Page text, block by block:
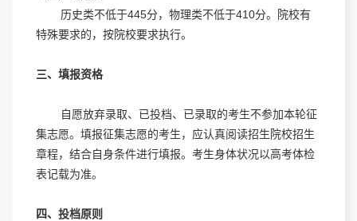
历史类不低于445分，物理类不低于410分。院校有
特殊要求的，按院校要求执行。
三、填报资格
自愿放弃录取、已投档、已录取的考生不参加本轮征
集志愿。填报征集志愿的考生，应认真阅读招生院校招生
章程，结合自身条件进行填报。考生身体状况以高考体检
表记载为准。
四、投档原则